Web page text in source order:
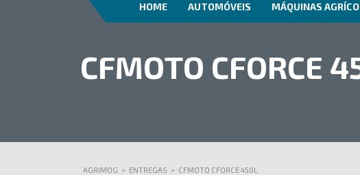
HOME AUTOMÓVEIS MÁQUINAS
CFMOTO CFORCE
AGRIMOG > ENTREGAS > CFMOTO CFORCE 450L